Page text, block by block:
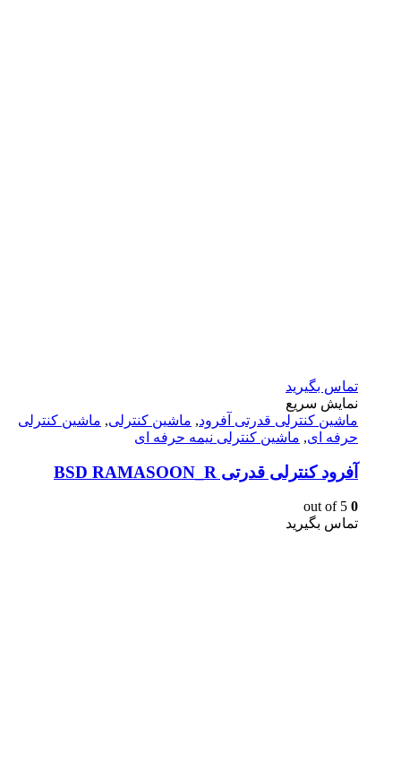
تماس بگیرید
نمایش سریع
ماشين كنترلى قدرتى آفرود, ماشین کنترلی, ماشین کنترلی
حرفه ای, ماشین کنترلی نیمه حرفه ای
آفرود کنترلی قدرتی BSD RAMASOON_R
0
تماس بگیرید